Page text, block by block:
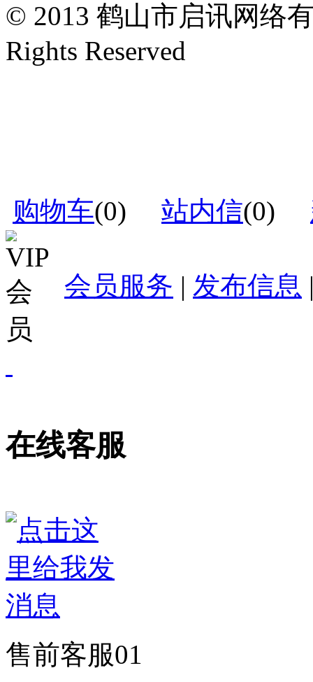
© 2013 鹤山市启讯网络
Rights Reserved
购物车(0) 站内信(0)
会员服务 | 发布信息
在线客服
售前客服01